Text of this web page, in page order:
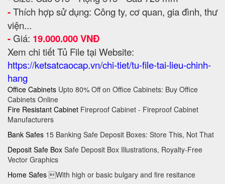
-Thích hợp sử dụng: Công ty, cơ quan, gia đình, thư
viện...
- Giá: 19.000.000 VNĐ
Xem chi tiết Tủ File tại Website:
https://ketsatcaocap.vn/chi-tiet/tu-file-tai-lieu-chinh-
hang
Office Cabinets Upto 80% Off on Office Cabinets: Buy Office
Cabinets Online
Fire Resistant Cabinet Fireproof Cabinet - Fireproof Cabinet
Manufacturers
Bank Safes 15 Banking Safe Deposit Boxes: Store This, Not That
Deposit Safe Box Safe Deposit Box Illustrations, Royalty-Free
Vector Graphics
Home Safes With high or basic bulgary and fire resitance